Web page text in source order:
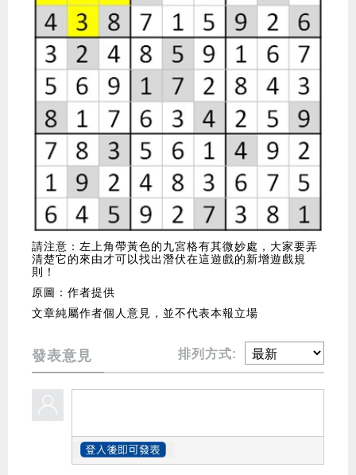
請注意：左上角帶黃色的九宮格有其微妙處，大家要弄
清楚它的來由才可以找出潛伏在這遊戲的新增遊戲規
則！
原圖：作者提供
文章純屬作者個人意見，並不代表本報立場
發表意見 排列方式: